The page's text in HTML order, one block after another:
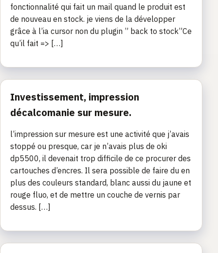
fonctionnalité qui fait un mail quand le produit est
de nouveau en stock. je viens de la développer
grâce à l’ia cursor non du plugin ” back to stock”Ce
qu’il fait => […]
Investissement, impression
décalcomanie sur mesure.
l’impression sur mesure est une activité que j’avais
stoppé ou presque, car je n’avais plus de oki
dp5500, il devenait trop difficile de ce procurer des
cartouches d’encres. Il sera possible de faire du en
plus des couleurs standard, blanc aussi du jaune et
rouge fluo, et de mettre un couche de vernis par
dessus. […]